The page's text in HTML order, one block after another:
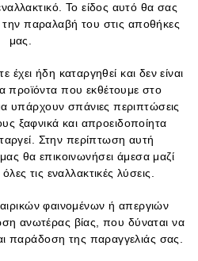
Το είδος αυτό θα σας
παραλαβή του στις αποθήκες
μας.
ήδη καταργηθεί και δεν είναι
προϊόντα που εκθέτουμε στο
υπάρχουν σπάνιες περιπτώσεις
ξαφνικά και απροειδοποίητα
Στην περίπτωση αυτή
θα επικοινωνήσει άμεσα μαζί
τις εναλλακτικές λύσεις.
φαινομένων ή απεργιών
ανωτέρας βίας, που δύναται να
παράδοση της παραγγελιάς σας.